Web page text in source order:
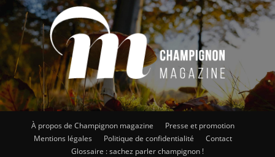
À propos de Champignon magazine
Presse et promotion
Mentions légales
Politique de confidentialité
Contact
Glossaire : sachez parler champignon !